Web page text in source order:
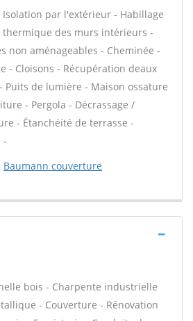
par l'extérieur - Habillage
thermique des murs intérieurs -
non aménageables - Cheminée -
- Cloisons - Récupération deaux
Puits de lumière - Maison ossature
- Pergola - Décrassage /
- Étanchéité de terrasse -
-
Baumann couverture
bois - Charpente industrielle
- Couverture - Rénovation